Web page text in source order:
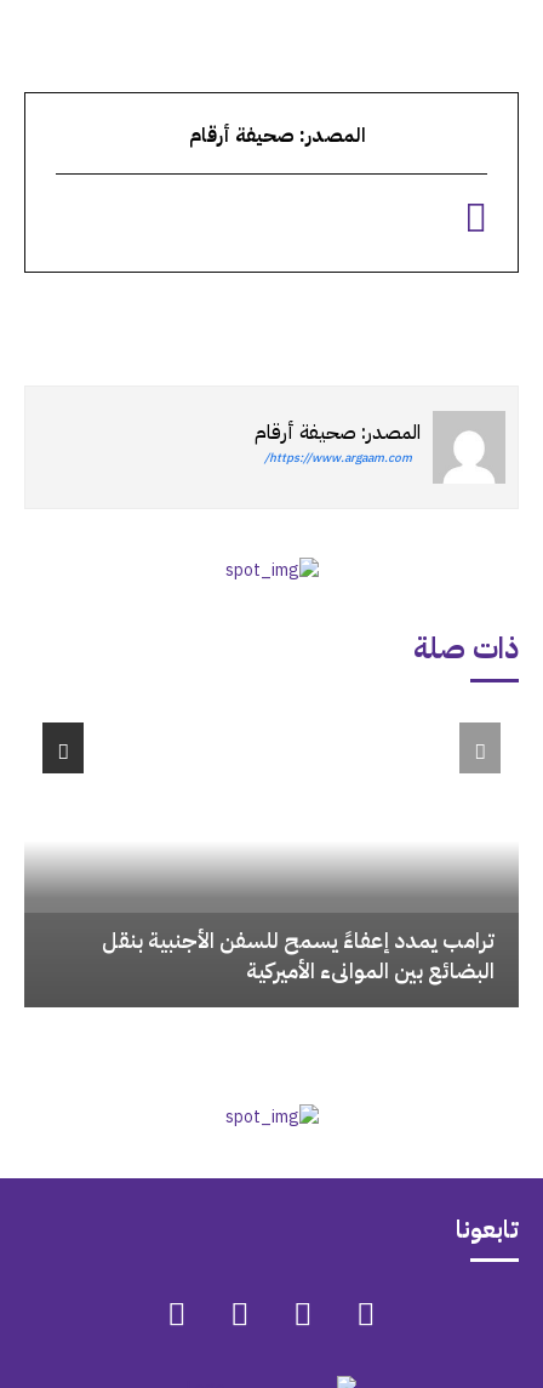
ذات صلة
‏ترامب يمدد إعفاءً يسمح للسفن الأجنبية بنقل
البضائع بين الموانىء الأميركية
المصدر: صحيفة أرقام
المصدر: صحيفة أرقام
https://www.argaam.com/
تابعونا